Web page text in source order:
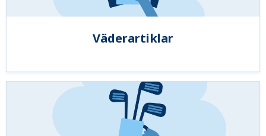
Väderartiklar